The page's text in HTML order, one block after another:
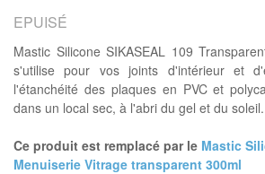
EPUISÉ
Mastic Silicone SIKASEAL 109
s'utilise pour vos joints d'intérieur et
l'étanchéité des plaques en PVC et
dans un local sec, à l'abri du gel et du soleil.
Ce produit est remplacé par le Mastic
Menuiserie Vitrage transparent 300ml